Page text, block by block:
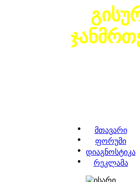
მთავარი
ფორუმი
დიაგნოსტიკა
რეკლამა